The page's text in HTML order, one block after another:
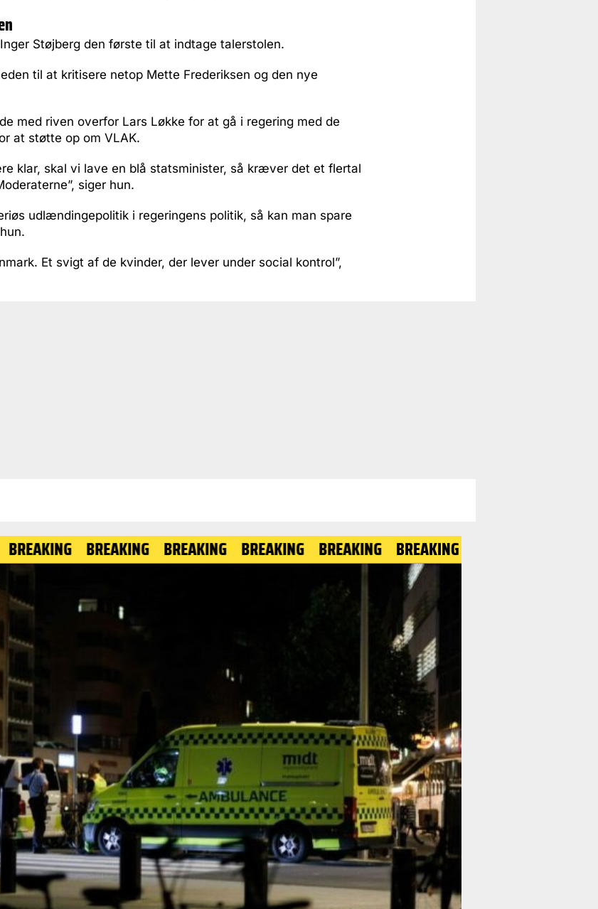
Støjberg den første til at indtage talerstolen.
til at kritisere netop Mette Frederiksen og den nye
med riven overfor Lars Løkke for at gå i regering med de
at støtte op om VLAK.
klar, skal vi lave en blå statsminister, så kræver det et flertal
siger hun.
udlændingepolitik i regeringens politik, så kan man spare
Et svigt af de kvinder, der lever under social kontrol”,
BREAKING BREAKING BREAKING BREAKING BREAKING BREAKING